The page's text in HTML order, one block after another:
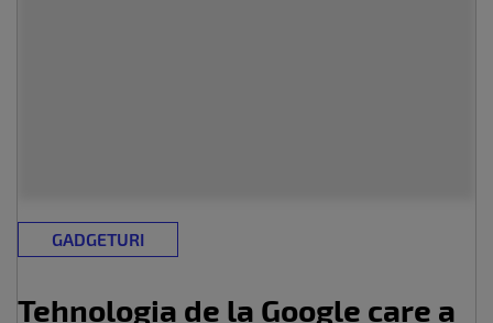
GADGETURI
Tehnologia de la Google care a